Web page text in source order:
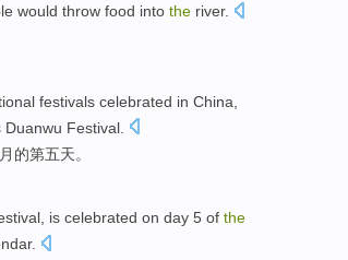
would throw food into the river.
festivals celebrated in China
Duanwu Festival.
的第五天。
is celebrated on day 5 of the